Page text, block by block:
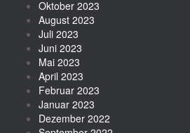
Oktober 2023
August 2023
Juli 2023
Juni 2023
Mai 2023
April 2023
Februar 2023
Januar 2023
Dezember 2022